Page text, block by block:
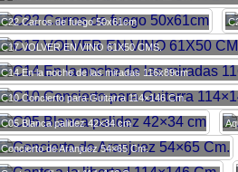
C22 Carros de fuego 50x61cm
C17 VOLVER EN VINO 61X50 CMS.
C14 En la noche de las miradas 116x89cm
C10 Concierto para Guitarra 114×146 Cm.
C05 Blanca palidez 42×34 cm
Concierto de Aranjuez 54×65 Cm.